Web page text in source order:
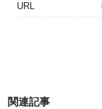
URL
関連記事